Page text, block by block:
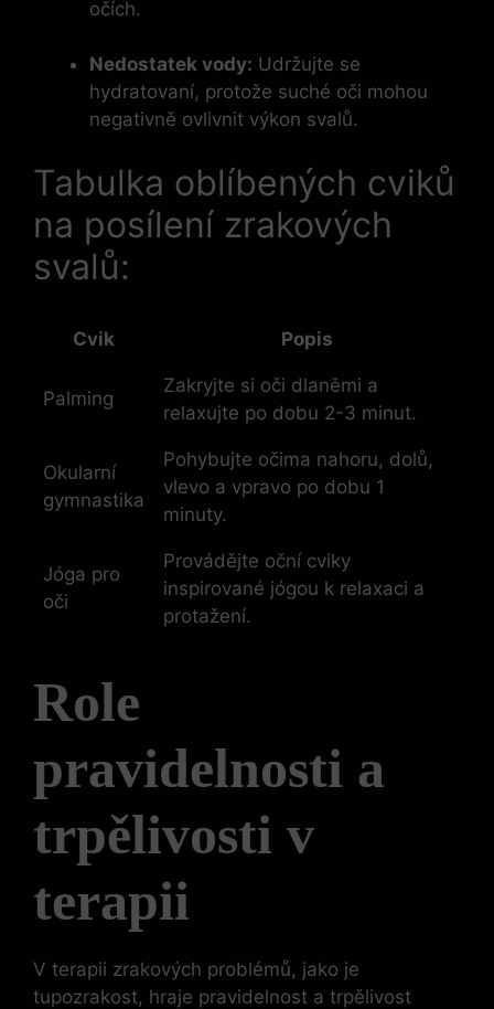
očích.
Nedostatek vody: Udržujte se
hydratovaní, protože suché oči mohou
negativně ovlivnit výkon svalů.
Tabulka oblíbených cviků
na posílení zrakových
svalů:
Cvik Popis
Palming
Zakryjte si oči dlaněmi a
relaxujte po dobu 2-3 minut.
Okularní
gymnastika
Pohybujte očima nahoru, dolů,
vlevo a vpravo po dobu 1
minuty.
Jóga pro
oči
Provádějte oční cviky
inspirované jógou k relaxaci a
protažení.
Role
pravidelnosti a
trpělivosti v
terapii
V terapii zrakových problémů, jako je
tupozrakost, hraje pravidelnost a trpělivost